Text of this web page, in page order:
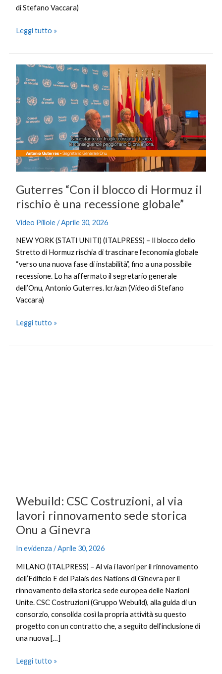
di Stefano Vaccara)
Leggi tutto »
Guterres “Con il blocco di Hormuz il
rischio è una recessione globale”
Video Pillole/Aprile 30, 2026
NEW YORK (STATI UNITI) (ITALPRESS) – Il blocco dello
Stretto di Hormuz rischia di trascinare l’economia globale
“verso una nuova fase di instabilità”, fino a una possibile
recessione. Lo ha affermato il segretario generale
dell’Onu, Antonio Guterres. lcr/azn (Video di Stefano
Vaccara)
Guterres
“Con
blocco
di
il
rischio
è
recessione
globale”
Leggi tutto »
Webuild: CSC Costruzioni, al via
lavori rinnovamento sede storica
Onu a Ginevra
In evidenza /Aprile 30, 2026
MILANO (ITALPRESS) – Al via i lavori per il rinnovamento
dell’Edificio E del Palais des Nations di Ginevra per il
rinnovamento della storica sede europea delle Nazioni
Unite. CSC Costruzioni (Gruppo Webuild), alla guida di un
consorzio, consolida così la propria attività su questo
progetto con un contratto che, a seguito dell’inclusione di
una nuova […]
Leggi tutto »